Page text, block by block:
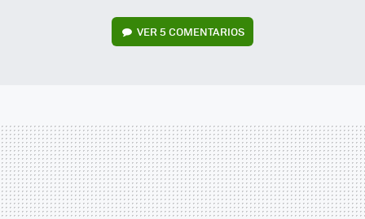
VER5 COMENTARIOS